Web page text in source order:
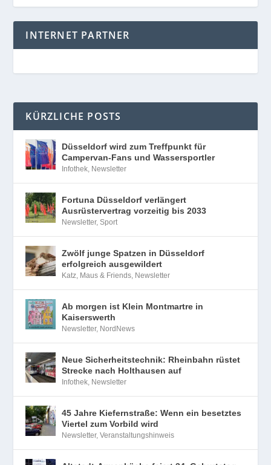
INTERNET PARTNER
KÜRZLICHE POSTS
Düsseldorf wird zum Treffpunkt für
Campervan-Fans und Wassersportler
Infothek Newsletter
Fortuna Düsseldorf verlängert
Ausrüstervertrag vorzeitig bis 2033
Newsletter,Sport
Zwölf junge Spatzen in Düsseldorf
erfolgreich ausgewildert
Katz, Maus & Friends Newsletter
Ab morgen ist Klein Montmartre in
Kaiserswerth
Newsletter, NordNews
Neue Sicherheitstechnik: Rheinbahn rüstet
Strecke nach Holthausen auf
Infothek Newsletter
45 Jahre Kiefernstraße: Wenn ein besetztes
Viertel zum Vorbild wird
Newsletter,Veranstaltungshinweis